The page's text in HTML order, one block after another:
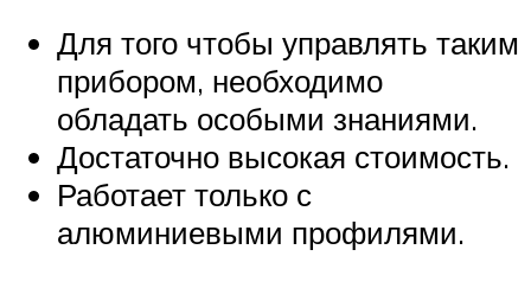
Для того чтобы управлять таким
прибором, необходимо
обладать особыми знаниями.
Достаточно высокая стоимость.
Работает только с
алюминиевыми профилями.